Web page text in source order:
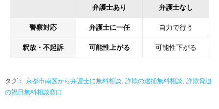
弁護士あり 弁護士なし
警察対応 弁護士に一任 自力で行う
釈放・不起訴 可能性上がる 可能性下がる
タグ： 京都市南区から弁護士に無料相談, 詐欺の逮捕無料相談, 詐欺脅迫
の祝日無料相談窓口